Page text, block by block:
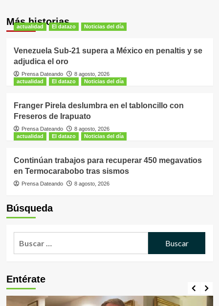
Más historias
actualidad El datazo Noticias del día
Venezuela Sub-21 supera a México en penaltis y se
adjudica el oro
Prensa Dateando
8 agosto, 2026
actualidad
El datazo Noticias del día
Franger Pirela deslumbra en el tabloncillo con
Freseros de Irapuato
Prensa Dateando
8 agosto, 2026
actualidad
El datazo Noticias del día
Continúan trabajos para recuperar 450 megavatios
en Termocarabobo tras sismos
Prensa Dateando 8 agosto, 2026
Búsqueda
Entérate